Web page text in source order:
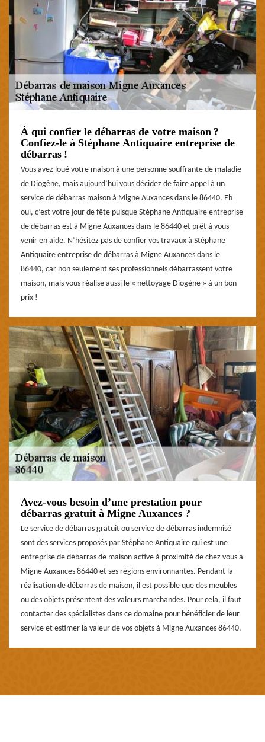
À qui confier le débarras de votre maison ?
Confiez-le à Stéphane Antiquaire entreprise de
débarras !
Vous avez loué votre maison à une personne souffrante de maladie
de Diogène, mais aujourd’hui vous décidez de faire appel à un
service de débarras maison à Migne Auxances dans le 86440. Eh
oui, c’est votre jour de fête puisque Stéphane Antiquaire entreprise
de débarras est à Migne Auxances dans le 86440 et prêt à vous
venir en aide. N’hésitez pas de confier vos travaux à Stéphane
Antiquaire entreprise de débarras à Migne Auxances dans le
86440, car non seulement ses professionnels débarrassent votre
maison, mais vous réalise aussi le « nettoyage Diogène » à un bon
prix !
Avez-vous besoin d’une prestation pour
débarras gratuit à Migne Auxances ?
Le service de débarras gratuit ou service de débarras indemnisé
sont des services proposés par Stéphane Antiquaire qui est une
entreprise de débarras de maison active à proximité de chez vous à
Migne Auxances 86440 et ses régions environnantes. Pendant la
réalisation de débarras de maison, il est possible que des meubles
ou des objets présentent des valeurs marchandes. Pour cela, il faut
contacter des spécialistes dans ce domaine pour bénéficier de leur
service et estimer la valeur de vos objets à Migne Auxances 86440.